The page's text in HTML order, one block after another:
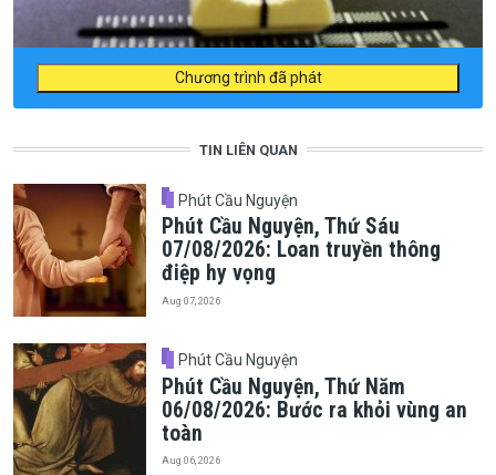
Chương trình đã phát
TIN LIÊN QUAN
Phút Cầu Nguyện
Phút Cầu Nguyện, Thứ Sáu
07/08/2026: Loan truyền thông
điệp hy vọng
Aug 07, 2026
Phút Cầu Nguyện
Phút Cầu Nguyện, Thứ Năm
06/08/2026: Bước ra khỏi vùng an
toàn
Aug 06, 2026